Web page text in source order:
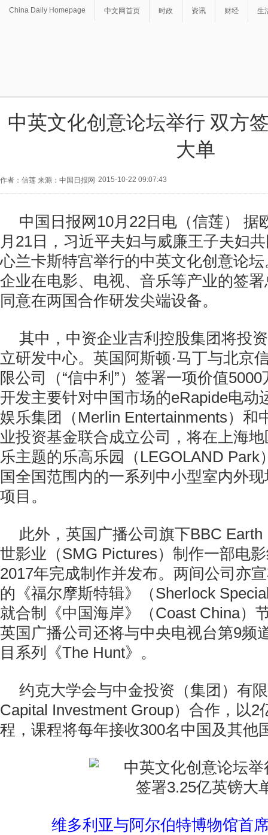
China Daily Homepage 中文网首页 时政 资讯 财经 生
中英文化创意论坛举行 双方
大单
作者：信莲 来源：中国日报网 2015-10-22 09:07:43
中国日报网10月22日电（信莲） 据
月21日，习近平夫妇与威廉王子夫妇
心兰卡斯特宫举行的中英文化创意论
企业在电影、电视、音乐等产业的签
同意在两国合作研发尖端设备。
其中，中资企业吉利控股集团将投
立研发中心。英国阿斯顿·马丁与北京
限公司（“信中利”）签署一项价值
开发主要针对中国市场的eRapide电动
娱乐集团（Merlin Entertainments）和
业投资基金联合成立公司，将在上海
乐主题的乐高乐园（LEGOLAND Park
国全国范围内的一系列中小型室内外
项目。
此外，英国广播公司旗下BBC
世影业（SMG Pictures）制作一部电
2017年完成制作并发布。两间公司亦
的《福尔摩斯特辑》（Sherlock
就合制《中国海岸》（Coast China）
英国广播公司还将与中央电视台第9频
目系列《The Hunt》。
约克大学会与中金投资（集团）有
Capital Investment Group）合作，以2
程，课程将每年接收300名中国及其他
维多利亚与阿尔伯特博物馆首